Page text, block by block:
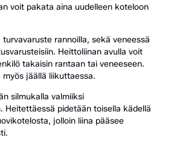
voit pakata aina uudelleen koteloon
rannoilla, sekä veneessä
Heittoliinan avulla voit
takaisin rantaan tai veneeseen.
jäällä liikuttaessa.
silmukalla valmiiksi
Heitettäessä pidetään toisella kädellä
jolloin liina pääsee